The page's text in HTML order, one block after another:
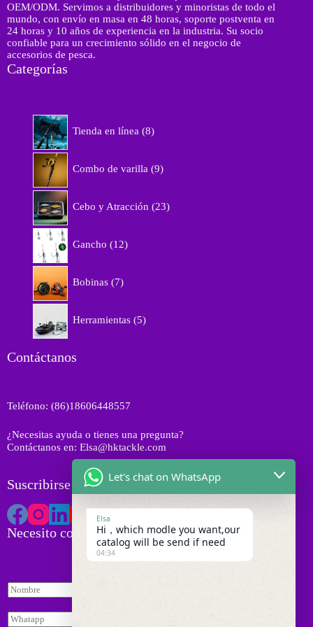
OEM/ODM. Servimos a distribuidores y minoristas de todo el
mundo, con envío en masa en 48 horas, soporte postventa en
24 horas y 10 años de experiencia en la industria. Su socio
confiable para un crecimiento sólido en el negocio de
accesorios de pesca.
Categorías
Tienda en línea 8p
o
c
Combo de varilla 9p
o
Cebo y Atracción 233
Gancho 122
r
u
Bobinas 7p
o
s
Herramientas 5p
s
Contáctanos
Teléfono: (86)18606448557
¿Necesitas ayuda o tienes una pregunta?
Contáctanos en: Elsa@hktackle.com
Suscribirse a HK Tackle
Necesito cotización
N
o
m
b
W
Let's chat on WhatsApp
Elsa
Hi，which modle you want,our
catalog will be send if need
04:34